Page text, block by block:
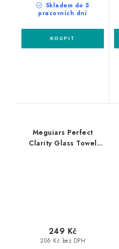
Skladem do 5
pracovních dní
Meguiars Perfect
Clarity Glass Towel
206 Kč bez DPH
249 Kč